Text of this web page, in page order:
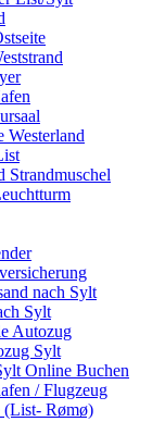
Westerland
Strandmuschel
nach Sylt
Sylt
Autozug
Sylt
Online Buchen
/ Flugzeug
(List- Rømø)